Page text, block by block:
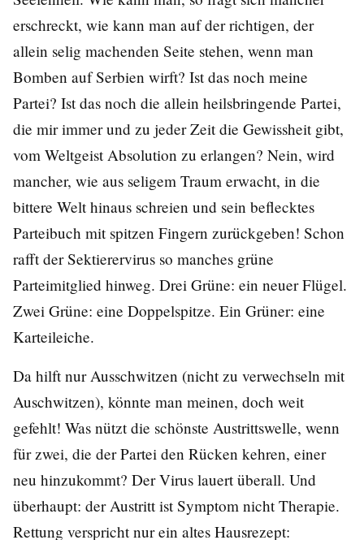
erschreckt, wie kann man auf der richtigen, der
allein selig machenden Seite stehen, wenn man
Bomben auf Serbien wirft? Ist das noch meine
Partei? Ist das noch die allein heilsbringende Partei,
die mir immer und zu jeder Zeit die Gewissheit gibt,
vom Weltgeist Absolution zu erlangen? Nein, wird
mancher, wie aus seligem Traum erwacht, in die
bittere Welt hinaus schreien und sein beflecktes
Parteibuch mit spitzen Fingern zurückgeben! Schon
rafft der Sektierervirus so manches grüne
Parteimitglied hinweg. Drei Grüne: ein neuer Flügel.
Zwei Grüne: eine Doppelspitze. Ein Grüner: eine
Karteileiche.
Da hilft nur Ausschwitzen (nicht zu verwechseln mit
Auschwitzen), könnte man meinen, doch weit
gefehlt! Was nützt die schönste Austrittswelle, wenn
für zwei, die der Partei den Rücken kehren, einer
neu hinzukommt? Der Virus lauert überall. Und
überhaupt: der Austritt ist Symptom nicht Therapie.
Rettung verspricht nur ein altes Hausrezept: